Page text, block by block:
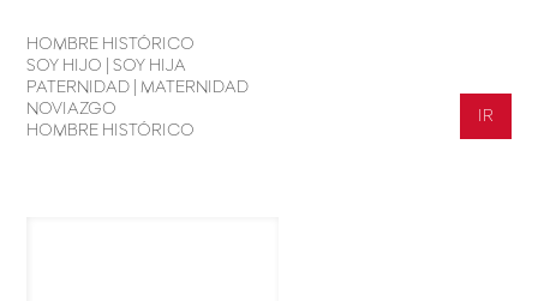
HOMBRE HISTÓRICO
SOY HIJO | SOY HIJA
PATERNIDAD | MATERNIDAD
NOVIAZGO
HOMBRE HISTÓRICO
IR